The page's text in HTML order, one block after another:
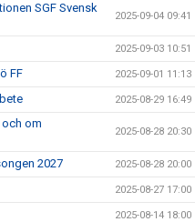
SGF Svensk
2025-09-04 09:41
2025-09-03 10:51
FF 2025-09-01 11:13
2025-08-29 16:49
och om
2025-08-28 20:30
2027 2025-08-28 20:00
2025-08-27 17:00
2025-08-14 18:00